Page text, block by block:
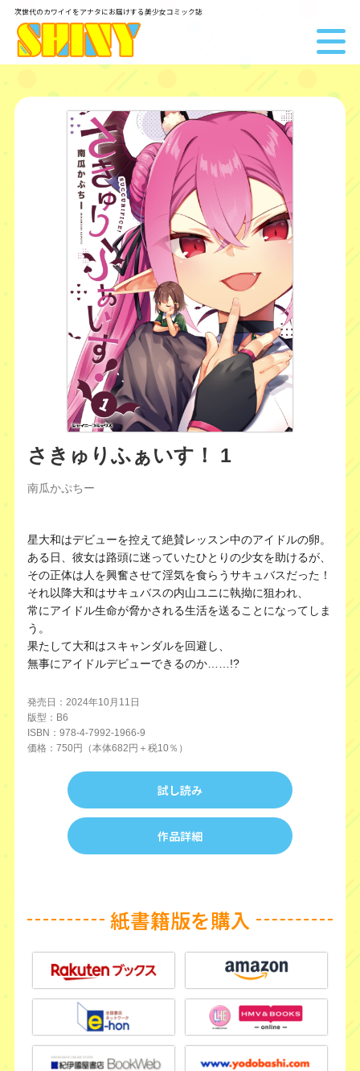
次世代のカワイイをアナタにお届けする美少女コミック誌
さきゅりふぁいす！ 1
南瓜かぷちー
星大和はデビューを控えて絶賛レッスン中のアイドルの卵。
ある日、彼女は路頭に迷っていたひとりの少女を助けるが、
その正体は人を興奮させて淫気を食らうサキュバスだった！
それ以降大和はサキュバスの内山ユニに執拗に狙われ、
常にアイドル生命が脅かされる生活を送ることになってしま
う。
果たして大和はスキャンダルを回避し、
無事にアイドルデビューできるのか……!?
発売日：2024年10月11日
版型：B6
ISBN：978-4-7992-1966-9
価格：750円（本体682円＋税10％）
試し読み
作品詳細
紙書籍版を購入